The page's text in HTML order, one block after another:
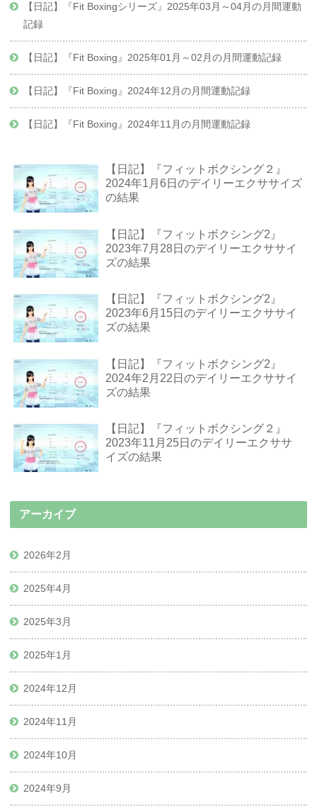
【日記】『Fit Boxingシリーズ』2025年03月～04月の月間運動
記録
【日記】『Fit Boxing』2025年01月～02月の月間運動記録
【日記】『Fit Boxing』2024年12月の月間運動記録
【日記】『Fit Boxing』2024年11月の月間運動記録
【日記】『フィットボクシング２』
2024年1月6日のデイリーエクササイズ
の結果
【日記】『フィットボクシング2』
2023年7月28日のデイリーエクササイ
ズの結果
【日記】『フィットボクシング2』
2023年6月15日のデイリーエクササイ
ズの結果
【日記】『フィットボクシング2』
2024年2月22日のデイリーエクササイ
ズの結果
【日記】『フィットボクシング２』
2023年11月25日のデイリーエクササ
イズの結果
アーカイブ
2026年2月
2025年4月
2025年3月
2025年1月
2024年12月
2024年11月
2024年10月
2024年9月